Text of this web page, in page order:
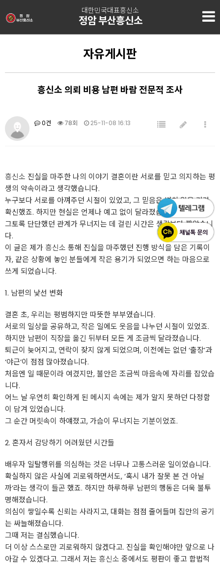
대한민국대표흥신소
정암 부산흥신소
자유게시판
흥신소 의뢰 비용 남편 바람 전문적 조사
0건 78회 25-11-08 16:13
흥신소 진실을 마주한 나의 이야기 결혼이란 서로를 믿고 의지하는 평
생의 약속이라고 생각했습니다.
누구보다 서로를 아껴주던 시절이 있었고, 그 믿음은 변치 않을 거라
확신했죠. 하지만 현실은 언제나 예고 없이 달라졌습니다.
그토록 단단했던 관계가 무너지는 데 걸린 시간은 생각보다 짧았습니
다.
이 글은 제가흥신소 통해 진실을 마주했던 진행 방식을 담은 기록이
자, 같은 상황에 놓인 분들에게 작은 용기가 되었으면 하는 마음으로
쓰게 되었습니다.
1. 남편의 낯선 변화
결혼 초, 우리는 평범하지만 따뜻한 부부였습니다.
서로의 일상을 공유하고, 작은 일에도 웃음을 나누던 시절이 있었죠.
하지만 남편이 직장을 옮긴 뒤부터 모든 게 조금씩 달라졌습니다.
퇴근이 늦어지고, 연락이 잦지 않게 되었으며, 이전에는 없던 ‘출장’과
‘야근’이 점점 많아졌습니다.
처음엔 일 때문이라 여겼지만, 불안은 조금씩 마음속에 자리를 잡았습
니다.
어느 날 우연히 확인하게 된 메시지 속에는 제가 알지 못하던 다정함
이 담겨 있었습니다.
그 순간 머릿속이 하얘졌고, 가슴이 무너지는 기분이었죠.
2. 혼자서 감당하기 어려웠던 시간들
배우자 일탈행위를 의심하는 것은 너무나 고통스러운 일이었습니다.
확실하지 않은 사실에 괴로워하면서도, ‘혹시 내가 잘못 본 건 아닐
까’라는 생각이 들곤 했죠. 하지만 하루하루 남편의 행동은 더욱 불투
명해졌습니다.
의심이 쌓일수록 신뢰는 사라지고, 대화는 점점 줄어들며 집안의 공기
는 싸늘해졌습니다.
그때 저는 결심했습니다.
더 이상 스스로만 괴로워하지 않겠다고. 진실을 확인해야만 앞으로 나
아갈 수 있겠다고. 그래서 저는 흥신소 중에서도 평판이 좋고 합법적